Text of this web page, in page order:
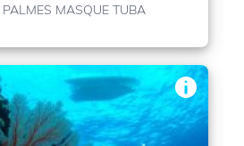
PALMES MASQUE TUBA